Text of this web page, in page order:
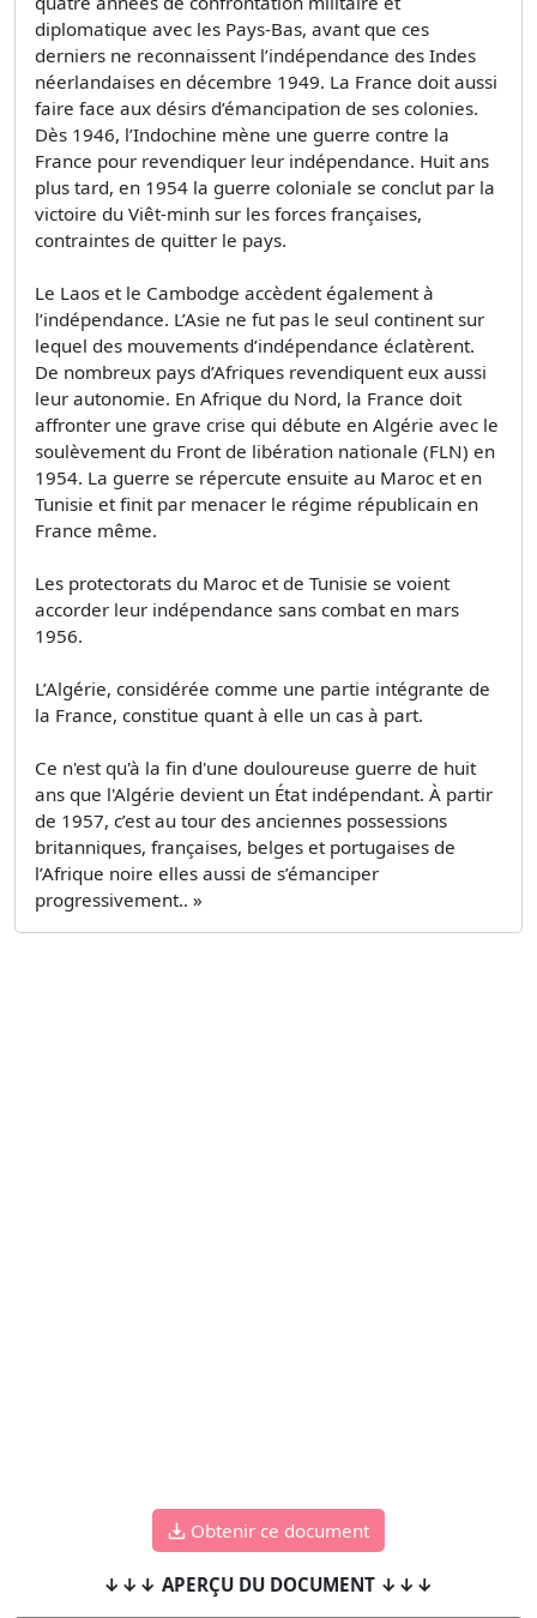
diplomatique avec les Pays-Bas, avant que ces
derniers ne reconnaissent l’indépendance des Indes
néerlandaises en décembre 1949. La France doit aussi
faire face aux désirs d’émancipation de ses colonies.
Dès 1946, l’Indochine mène une guerre contre la
France pour revendiquer leur indépendance. Huit ans
plus tard, en 1954 la guerre coloniale se conclut par la
victoire du Viêt-minh sur les forces françaises,
contraintes de quitter le pays.
Le Laos et le Cambodge accèdent également à
l’indépendance. L’Asie ne fut pas le seul continent sur
lequel des mouvements d’indépendance éclatèrent.
De nombreux pays d’Afriques revendiquent eux aussi
leur autonomie. En Afrique du Nord, la France doit
affronter une grave crise qui débute en Algérie avec le
soulèvement du Front de libération nationale (FLN) en
1954. La guerre se répercute ensuite au Maroc et en
Tunisie et finit par menacer le régime républicain en
France même.
Les protectorats du Maroc et de Tunisie se voient
accorder leur indépendance sans combat en mars
1956.
L’Algérie, considérée comme une partie intégrante de
la France, constitue quant à elle un cas à part.
Ce n'est qu'à la fin d'une douloureuse guerre de huit
ans que l'Algérie devient un État indépendant. À partir
de 1957, c’est au tour des anciennes possessions
britanniques, françaises, belges et portugaises de
l’Afrique noire elles aussi de s’émanciper
progressivement.. »
Obtenir ce document
↓↓↓ APERÇU DU DOCUMENT ↓↓↓